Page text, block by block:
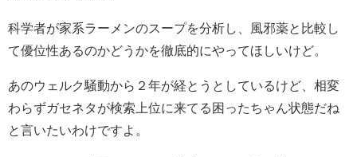
科学者が家系ラーメンのスープを分析し、風邪薬と比較し
て優位性あるのかどうかを徹底的にやってほしいけど。
あのウェルク騒動から２年が経とうとしているけど、相変
わらずガセネタが検索上位に来てる困ったちゃん状態だね
と言いたいわけですよ。